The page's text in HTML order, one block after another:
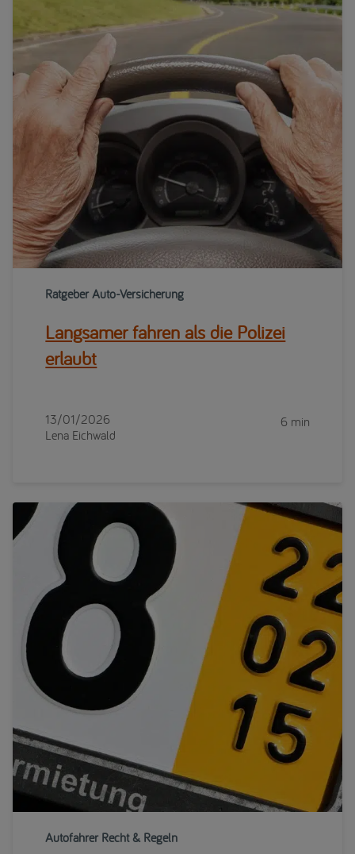
Ratgeber Auto-Versicherung
Langsamer fahren als die Polizei
erlaubt
13/01/2026
Lena Eichwald
6 min
Autofahrer Recht & Regeln